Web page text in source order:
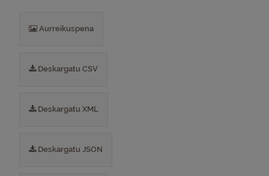
Aurreikuspena
Deskargatu CSV
Deskargatu XML
Deskargatu JSON